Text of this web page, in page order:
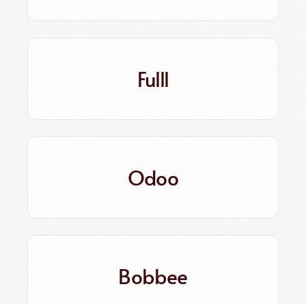
Fulll
Odoo
Bobbee